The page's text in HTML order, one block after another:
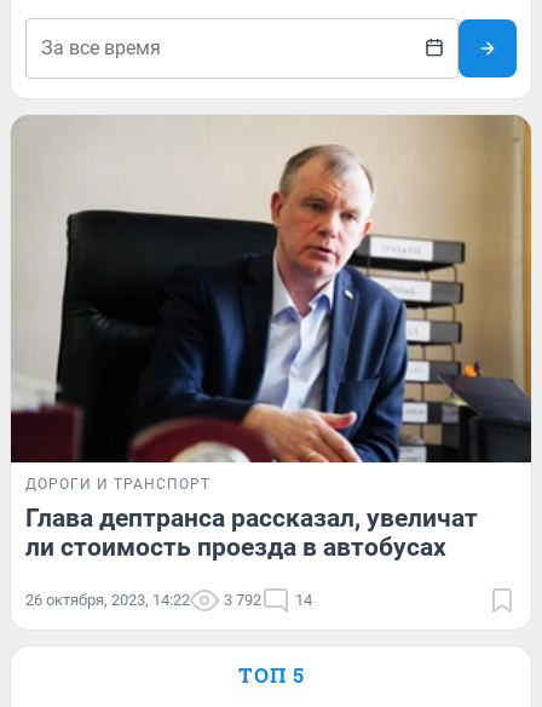
ДОРОГИ И ТРАНСПОРТ
Глава дептранса рассказал, увеличат
ли стоимость проезда в автобусах
26 октября, 2023, 14:22 3 792 14
ТОП 5